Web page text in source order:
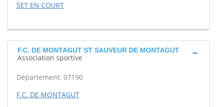
SET EN COURT
F.C. DE MONTAGUT ST SAUVEUR DE MONTAGUT
Association sportive
Département: 07190
F.C. DE MONTAGUT